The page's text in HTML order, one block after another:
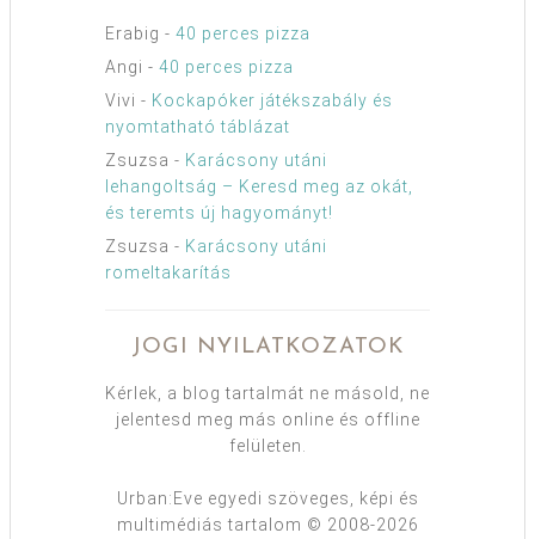
Erabig - 40 perces pizza
Angi - 40 perces pizza
Vivi - Kockapóker játékszabály és
nyomtatható táblázat
Zsuzsa - Karácsony utáni
lehangoltság – Keresd meg az okát,
és teremts új hagyományt!
Zsuzsa - Karácsony utáni
romeltakarítás
JOGI NYILATKOZATOK
Kérlek, a blog tartalmát ne másold, ne
jelentesd meg más online és offline
felületen.
Urban:Eve egyedi szöveges, képi és
multimédiás tartalom © 2008-2026